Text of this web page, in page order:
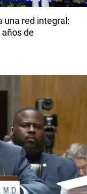
una red integral:
de